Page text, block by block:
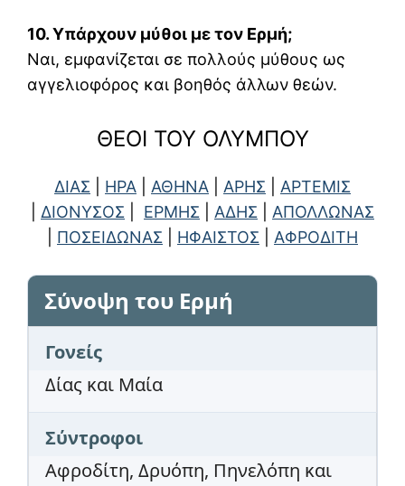
10. Υπάρχουν μύθοι με τον Ερμή;
Ναι, εμφανίζεται σε πολλούς μύθους ως
αγγελιοφόρος και βοηθός άλλων θεών.
ΘΕΟΙ ΤΟΥ ΟΛΥΜΠΟΥ
ΔΙΑΣ ΗΡΑ ΑΘΗΝΑ ΑΡΗΣ
ΑΡΤΕΜΙΣ
ΔΙΟΝΥΣΟΣ ΕΡΜΗΣ ΑΔΗΣ
ΑΠΟΛΛΩΝΑΣ
ΠΟΣΕΙΔΩΝΑΣ ΗΦΑΙΣΤΟΣ ΑΦΡΟΔΙΤΗ
Σύνοψη του Ερμή
Γονείς
Δίας και Μαία
Σύντροφοι
Αφροδίτη, Δρυόπη, Πηνελόπη και